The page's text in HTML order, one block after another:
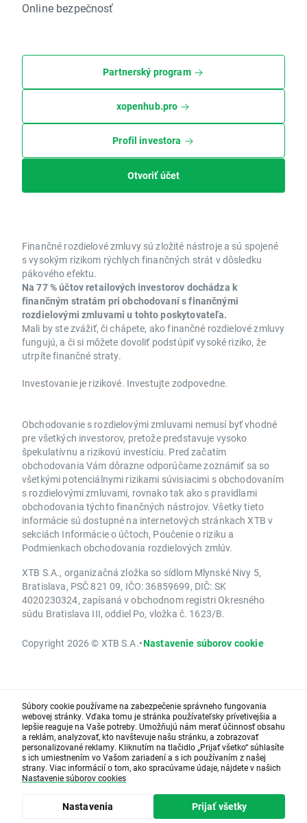
Online bezpečnosť
Partnerský program
xopenhub.pro
Profil investora
Otvoriť účet
Finančné rozdielové zmluvy sú zložité nástroje a sú spojené
s vysokým rizikom rýchlych finančných strát v dôsledku
pákového efektu.
Na 77 % účtov retailových investorov dochádza k
finančným stratám pri obchodovaní s finančnými
rozdielovými zmluvami u tohto poskytovateľa.
Mali by ste zvážiť, či chápete, ako finančné rozdielové zmluvy
fungujú, a či si môžete dovoliť podstúpiť vysoké riziko, že
utrpíte finančné straty.
Investovanie je rizikové. Investujte zodpovedne.
Obchodovanie s rozdielovými zmluvami nemusí byť vhodné
pre všetkých investorov, pretože predstavuje vysoko
špekulatívnu a rizikovú investíciu. Pred začatím
obchodovania Vám dôrazne odporúčame zoznámiť sa so
všetkými potenciálnymi rizikami súvisiacimi s obchodovaním
s rozdielovými zmluvami, rovnako tak ako s pravidlami
obchodovania týchto finančných nástrojov. Všetky tieto
informácie sú dostupné na internetových stránkach XTB v
sekciách Informácie o účtoch, Poučenie o riziku a
Podmienkach obchodovania rozdielových zmlúv.
XTB S.A., organizačná zložka so sídlom Mlynské Nivy 5,
Bratislava, PSČ 821 09, IČO: 36859699, DIČ: SK
4020230324, zapísaná v obchodnom registri Okresného
súdu Bratislava III, oddiel Po, vložka č. 1623/B.
Copyright 2026 © XTB S.A.•Nastavenie súborov cookie
Súbory cookie používame na zabezpečenie správneho fungovania
webovej stránky. Vďaka tomu je stránka používateľsky prívetivejšia a
lepšie reaguje na Vaše potreby. Umožňujú nám merať účinnosť obsahu
a reklám, analyzovať, kto navštevuje našu stránku, a zobrazovať
personalizované reklamy. Kliknutím na tlačidlo „Prijať všetko“ súhlasíte
s ich umiestnením vo Vašom zariadení a s ich používaním z našej
strany. Viac informácií o tom, ako spracúvame údaje, nájdete v našich
Nastavenie súborov cookies
Nastavenia Prijať všetky